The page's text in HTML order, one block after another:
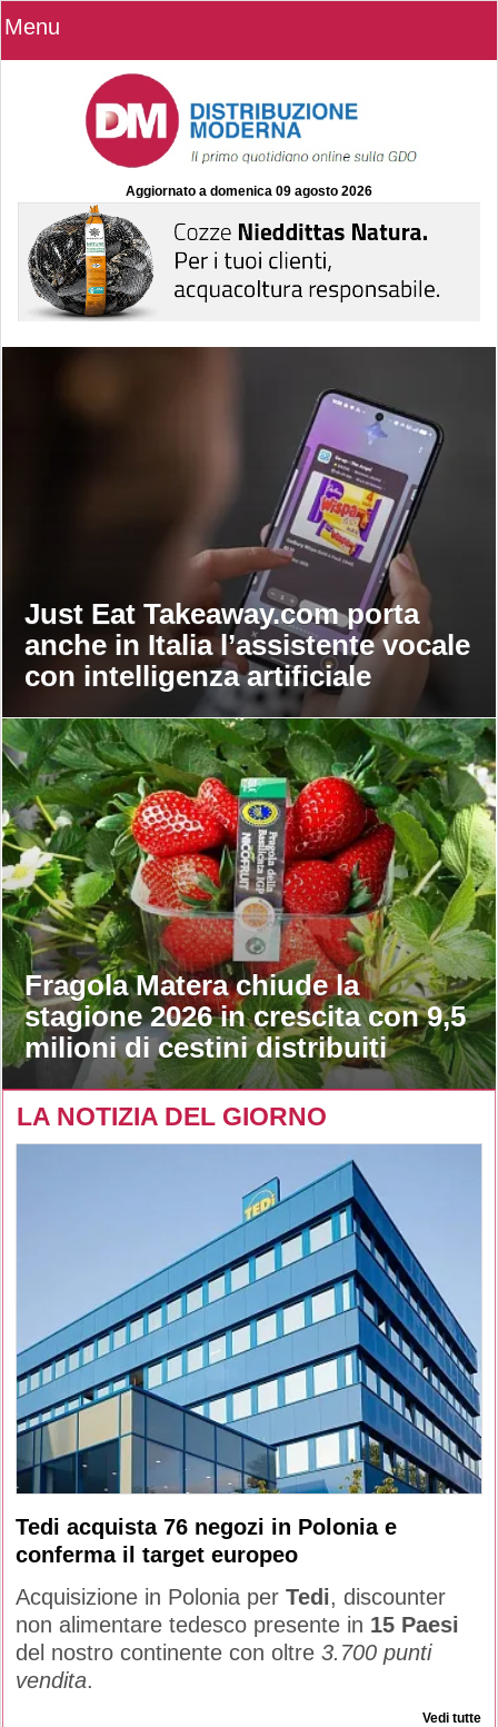
Menu
Aggiornato a domenica 09 agosto 2026
Just Eat Takeaway.com porta
anche in Italia l’assistente vocale
con intelligenza artificiale
Fragola Matera chiude la
stagione 2026 in crescita con 9,5
milioni di cestini distribuiti
LA NOTIZIA DEL GIORNO
Tedi acquista 76 negozi in Polonia e
conferma il target europeo
Acquisizione in Polonia per Tedi, discounter
non alimentare tedesco presente in 15 Paesi
del nostro continente con oltre 3.700 punti
vendita.
Vedi tutte